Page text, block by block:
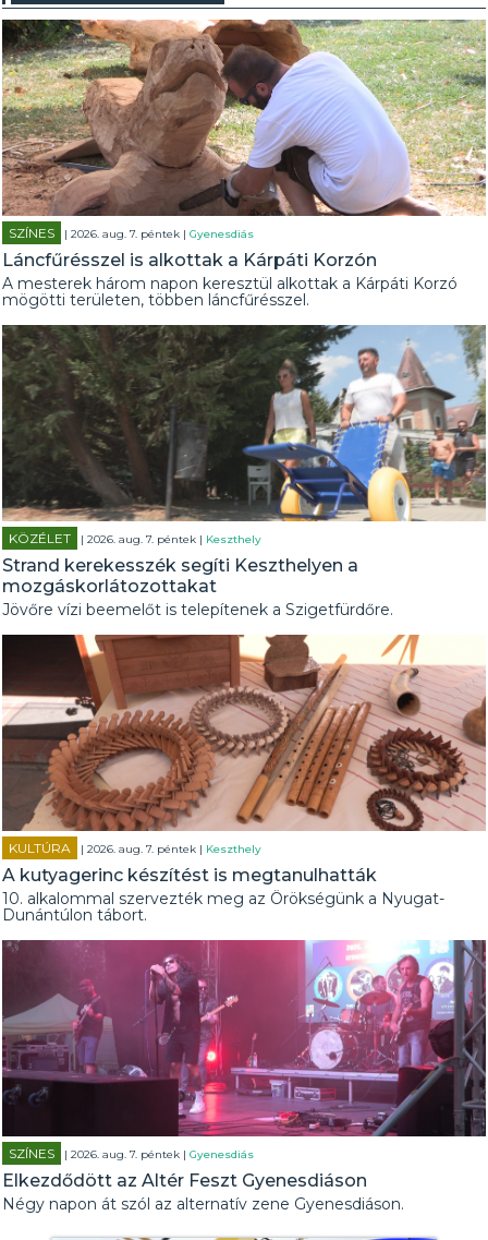
SZÍNES | 2026. aug. 7. péntek |Gyenesdiás
Láncfűrésszel is alkottak a Kárpáti Korzón
A mesterek három napon keresztül alkottak a Kárpáti Korzó
mögötti területen, többen láncfűrésszel.
KÖZÉLET | 2026. aug. 7. péntek | Keszthely
Strand kerekesszék segíti Keszthelyen a
mozgáskorlátozottakat
Jövőre vízi beemelőt is telepítenek a Szigetfürdőre.
KULTÚRA | 2026. aug. 7. péntek | Keszthely
A kutyagerinc készítést is megtanulhatták
10. alkalommal szervezték meg az Örökségünk a Nyugat-
Dunántúlon tábort.
SZÍNES | 2026. aug. 7. péntek |Gyenesdiás
Elkezdődött az Altér Feszt Gyenesdiáson
Négy napon át szól az alternatív zene Gyenesdiáson.